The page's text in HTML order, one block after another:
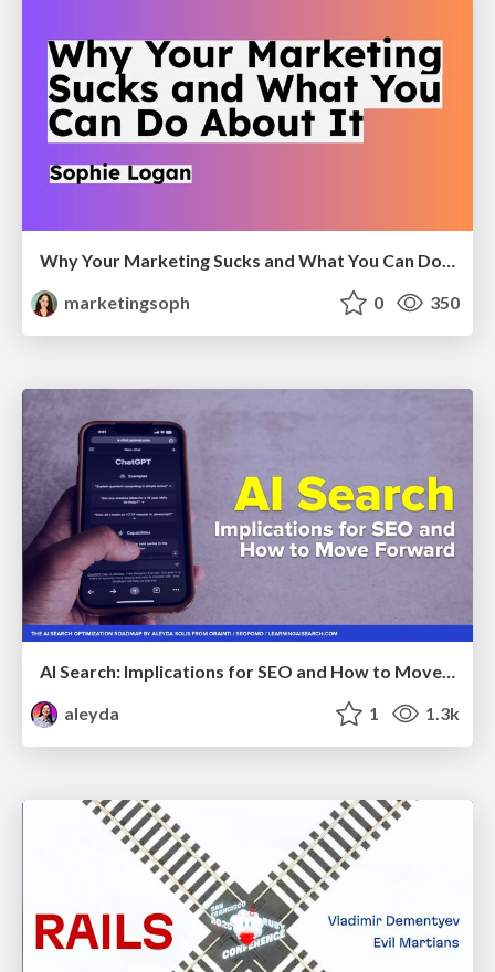
marketingsoph
0 350
AI Search: Implications for SEO and How to Move Forward - #ShenzhenSEOConference
aleyda
1 1.3k